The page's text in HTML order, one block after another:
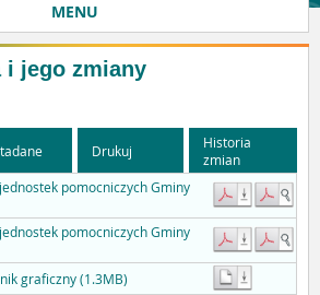
MENU
i jego zmiany
Drukuj
Historia
zmian
pomocniczych Gminy
pomocniczych Gminy
graficzny (1.3MB)